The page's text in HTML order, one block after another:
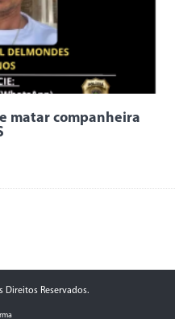
matar companheira
Direitos Reservados.